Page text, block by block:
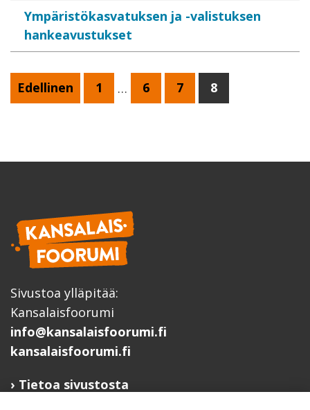
Ympäristökasvatuksen ja -valistuksen
hankeavustukset
Edellinen 1 … 6 7 8
Sivustoa ylläpitää:
Kansalaisfoorumi
info@kansalaisfoorumi.fi
kansalaisfoorumi.fi
Tietoa sivustosta